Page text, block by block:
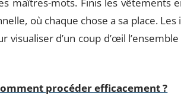
où chaque chose a sa place. Les
d’un coup d’œil
procéder efficacement ?